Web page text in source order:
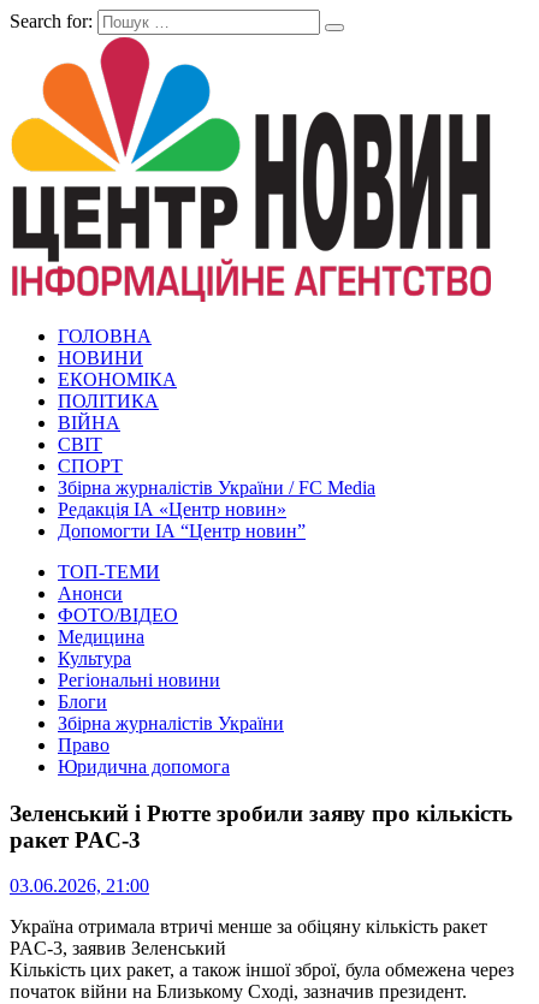
Search for:
ГОЛОВНА
НОВИНИ
ЕКОНОМІКА
ПОЛІТИКА
ВІЙНА
СВІТ
СПОРТ
Збірна журналістів України / FC Media
Редакція ІА «Центр новин»
Допомогти ІА “Центр новин”
ТОП-ТЕМИ
Анонси
ФОТО/ВІДЕО
Медицина
Культура
Регіональні новини
Блоги
Збірна журналістів України
Право
Юридична допомога
Зеленський і Рютте зробили заяву про кількість
ракет PAC-3
03.06.2026, 21:00
Україна отримала втричі менше за обіцяну кількість ракет
PAC-3, заявив Зеленський
Кількість цих ракет, а також іншої зброї, була обмежена через
початок війни на Близькому Сході, зазначив президент.